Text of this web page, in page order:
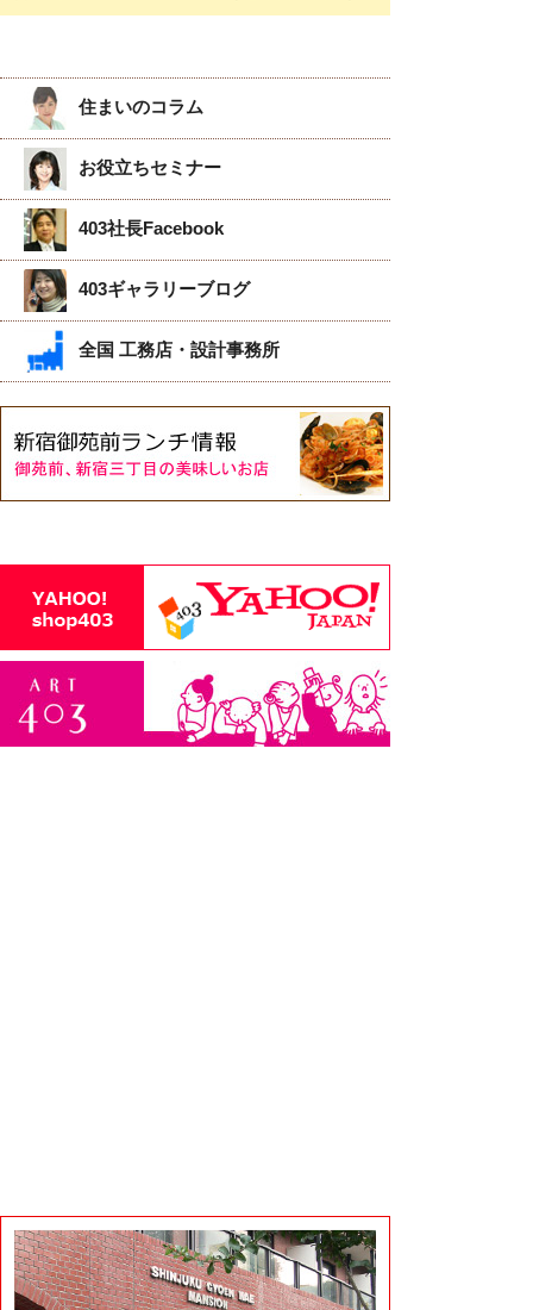
住まいのコラム
お役立ちセミナー
403社長Facebook
403ギャラリーブログ
全国 工務店・設計事務所